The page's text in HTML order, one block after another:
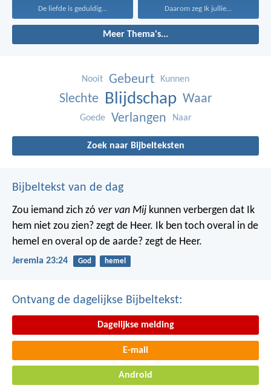
De liefde is geduldig... Daarom zeg Ik jullie...
Meer Thema's...
Nooit Gebeurt Kunnen
Slechte Blijdschap Waar
Goede Verlangen Naar
Zoek naar Bijbelteksten
Bijbeltekst van de dag
Zou iemand zich zó ver van Mij kunnen verbergen dat Ik
hem niet zou zien? zegt de Heer. Ik ben toch overal in de
hemel en overal op de aarde? zegt de Heer.
Jeremia 23:24 God hemel
Ontvang de dagelijkse Bijbeltekst:
Dagelijkse melding
E-mail
Android